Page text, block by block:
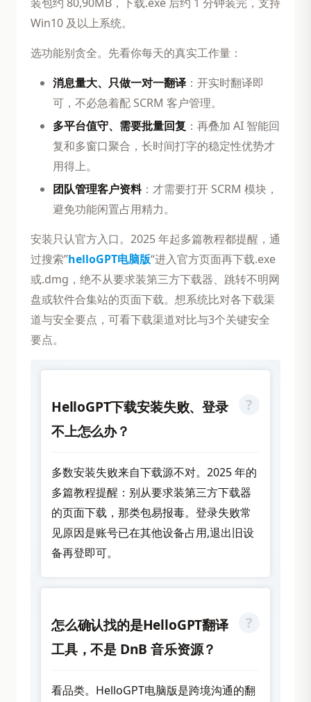
Win10 及以上系统。
选功能别贪全。先看你每天的真实工作量：
消息量大、只做一对一翻译 ：开实时翻译即
可，不必急着配 SCRM 客户管理。
多平台值守、需要批量回复 ：再叠加 AI 智能回
复和多窗口聚合，长时间打字的稳定性优势才
用得上。
团队管理客户资料：才需要打开 SCRM 模块，
避免功能闲置占用精力。
安装只认官方入口。2025 年起多篇教程都提醒，通
过搜索”helloGPT电脑版“进入官方页面再下载.exe
或.dmg，绝不从要求装第三方下载器、跳转不明网
盘或软件合集站的页面下载。想系统比对各下载渠
道与安全要点，可看下载渠道对比与3个关键安全
要点。
HelloGPT下载安装失败、登录
不上怎么办？
多数安装失败来自下载源不对。2025 年的
多篇教程提醒：别从要求装第三方下载器
的页面下载，那类包易报毒。登录失败常
见原因是账号已在其他设备占用,退出旧设
备再登即可。
怎么确认找的是HelloGPT翻译
工具，不是 DnB 音乐资源？
看品类。HelloGPT电脑版是跨境沟通的翻